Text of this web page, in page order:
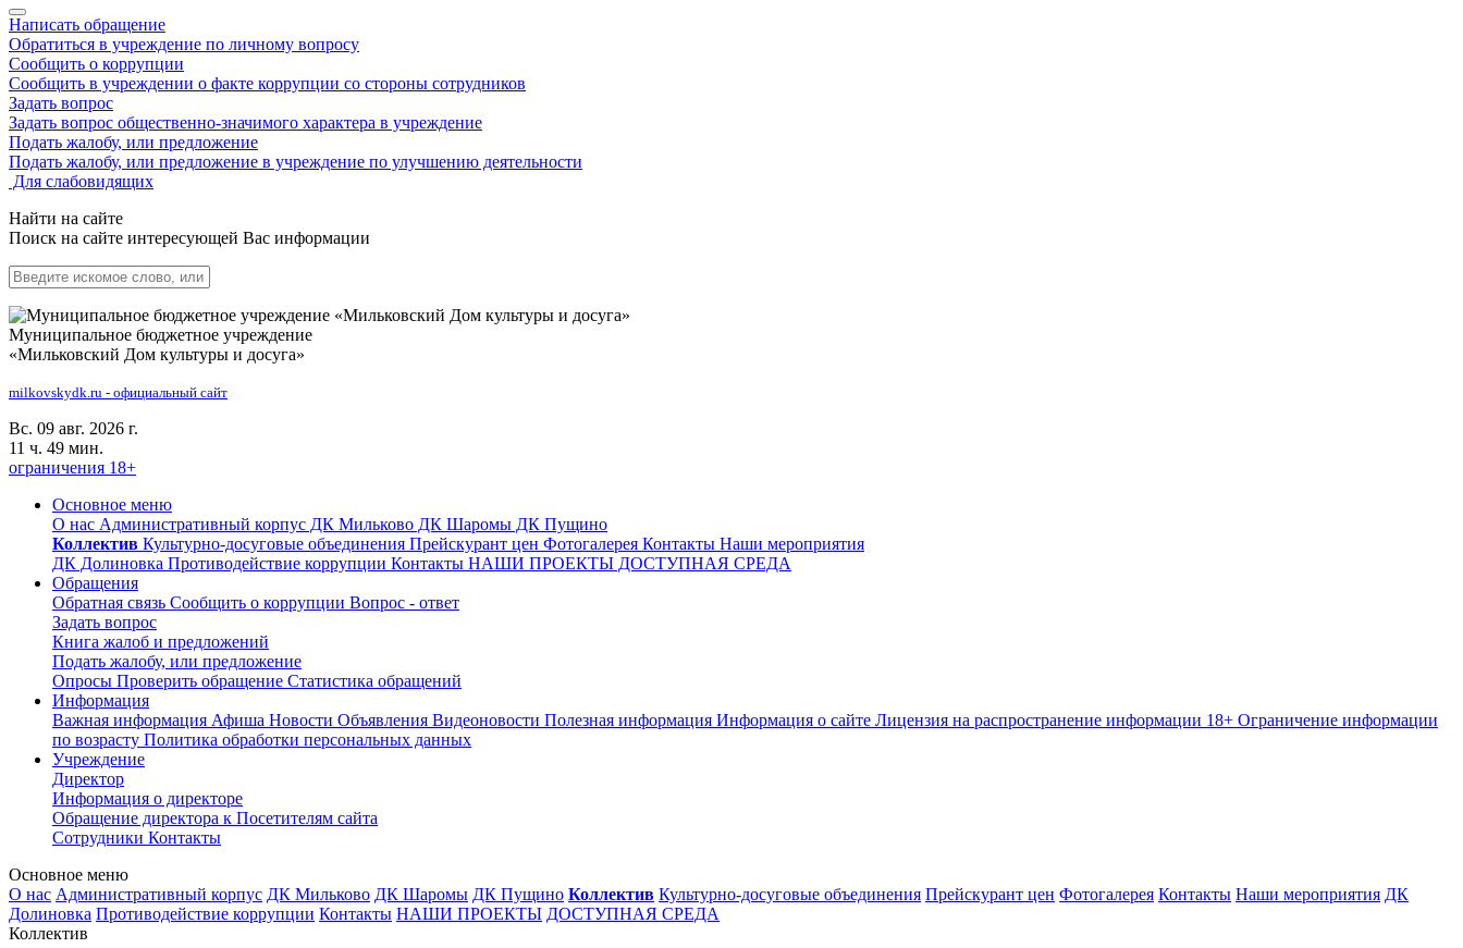
Написать обращение
Обратиться в учреждение по личному вопросу
Сообщить о коррупции
Сообщить в учреждении о факте коррупции со стороны сотрудников
Задать вопрос
Задать вопрос общественно-значимого характера в учреждение
Подать жалобу, или предложение
Подать жалобу, или предложение в учреждение по улучшению деятельности
Для слабовидящих
Найти на сайте
Поиск на сайте интересующей Вас информации
Муниципальное бюджетное учреждение
«Мильковский Дом культуры и досуга»
milkovskydk.ru - официальный сайт
Вс. 09 авг. 2026 г.
11 ч. 49 мин.
ограничения 18+
Основное меню
О нас Административный корпус ДК Мильково ДК Шаромы ДК Пущино
Коллектив Культурно-досуговые объединения Прейскурант цен Фотогалерея Контакты Наши мероприятия
ДК Долиновка Противодействие коррупции Контакты НАШИ ПРОЕКТЫ ДОСТУПНАЯ СРЕДА
Обращения
Обратная связь Сообщить о коррупции Вопрос - ответ
Задать вопрос
Книга жалоб и предложений
Подать жалобу, или предложение
Опросы Проверить обращение Статистика обращений
Информация
Важная информация Афиша Новости Объявления Видеоновости Полезная информация Информация о сайте Лицензия на распространение информации 18+ Ограничение информации
по возрасту Политика обработки персональных данных
Учреждение
Директор
Информация о директоре
Обращение директора к Посетителям сайта
Сотрудники Контакты
Основное меню
О нас Административный корпус ДК Мильково ДК Шаромы ДК Пущино Коллектив Культурно-досуговые объединения Прейскурант цен Фотогалерея Контакты Наши мероприятия ДК
Долиновка Противодействие коррупции Контакты НАШИ ПРОЕКТЫ ДОСТУПНАЯ СРЕДА
Коллектив